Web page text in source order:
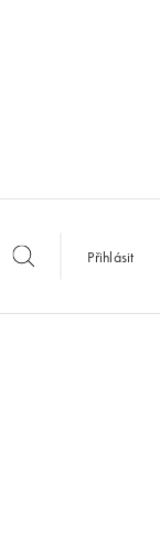
Přihlásit